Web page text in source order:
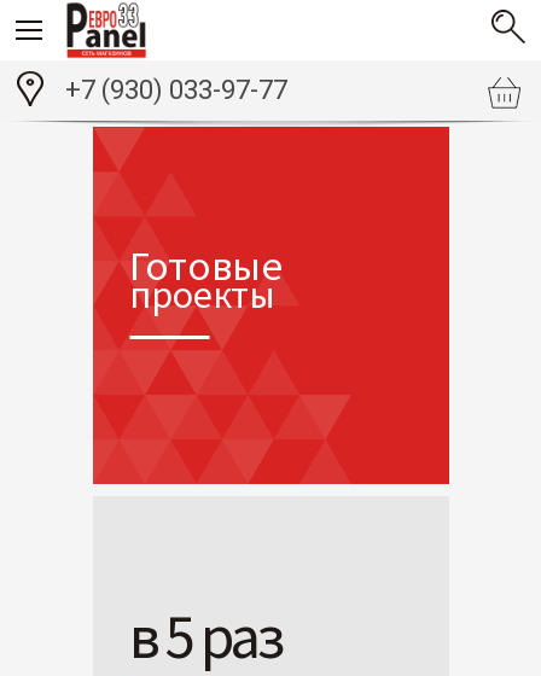
+7 (930) 033-97-77
Готовые
проекты
в 5 раз